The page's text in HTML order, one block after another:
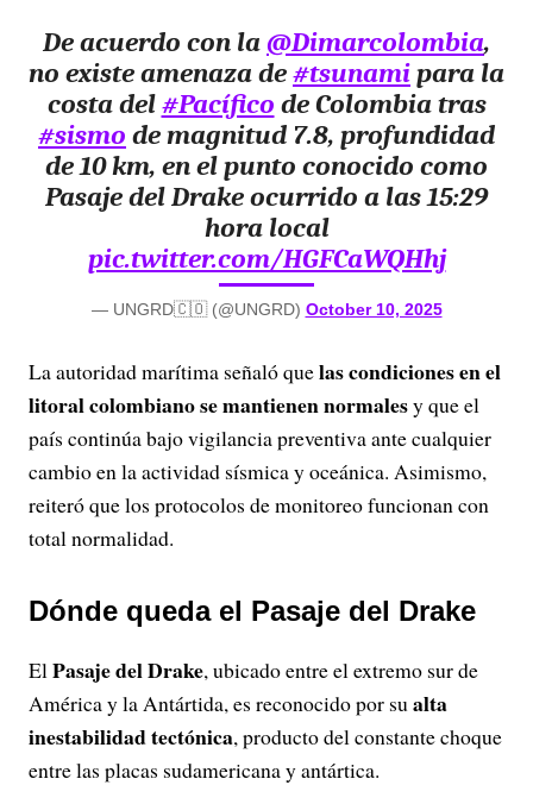
De acuerdo con la@Dimarcolombia,
no existe amenaza de#tsunamipara la
costa del#Pacífico de Colombia tras
#sismo de magnitud 7.8, profundidad
de 10 km, en el punto conocido como
Pasaje del Drake ocurrido a las 15:29
hora local
pic.twitter.com/HGFCaWQHhj
— UNGRD🇨🇴 (@UNGRD) October 10, 2025
La autoridad marítima señaló quelas condiciones en el
litoral colombiano se mantienen normalesy que el
país continúa bajo vigilancia preventiva ante cualquier
cambio en la actividad sísmica y oceánica. Asimismo,
reiteró que los protocolos de monitoreo funcionan con
total normalidad.
Dónde queda el Pasaje del Drake
ElPasaje del Drake, ubicado entre el extremo sur de
América y la Antártida, es reconocido por sualta
inestabilidad tectónica, producto del constante choque
entre las placas sudamericana y antártica.